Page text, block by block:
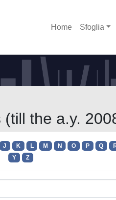
Home Sfoglia
the a.y.
J K L M N O P Q
Y
Z